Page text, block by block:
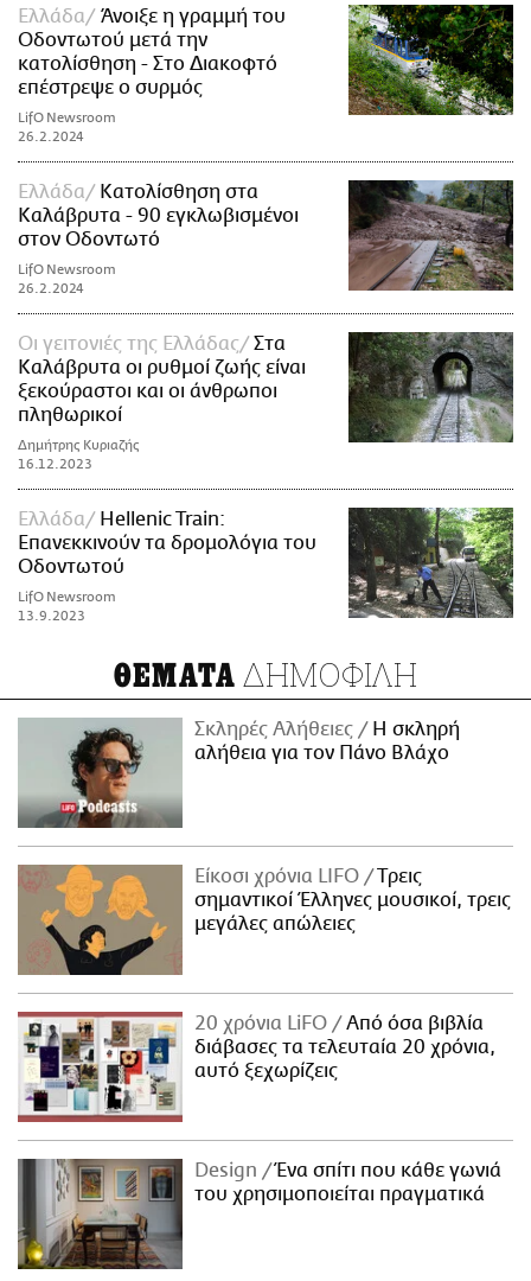
Ελλάδα
Άνοιξε η γραμμή του
Οδοντωτού μετά την
κατολίσθηση - Στο Διακοφτό
επέστρεψε ο συρμός
LifO Newsroom
26.2.2024
Ελλάδα
Κατολίσθηση στα
Καλάβρυτα - 90 εγκλωβισμένοι
στον Οδοντωτό
LifO Newsroom
26.2.2024
Οι γειτονιές της Ελλάδας
Στα
Καλάβρυτα οι ρυθμοί ζωής είναι
ξεκούραστοι και οι άνθρωποι
πληθωρικοί
Δημήτρης Κυριαζής
16.12.2023
Ελλάδα
Hellenic Train:
Επανεκκινούν τα δρομολόγια του
Οδοντωτού
LifO Newsroom
13.9.2023
ΘΕΜΑΤΑ ΔΗΜΟΦΙΛΗ
Σκληρές Αλήθειες
H σκληρή
αλήθεια για τον Πάνο Βλάχο
Είκοσι χρόνια LIFO
Tρεις
σημαντικοί Έλληνες μουσικοί, τρεις
μεγάλες απώλειες
20 χρόνια LiFO
Από όσα βιβλία
διάβασες τα τελευταία 20 χρόνια,
αυτό ξεχωρίζεις
Design
Ένα σπίτι που κάθε γωνιά
του χρησιμοποιείται πραγματικά